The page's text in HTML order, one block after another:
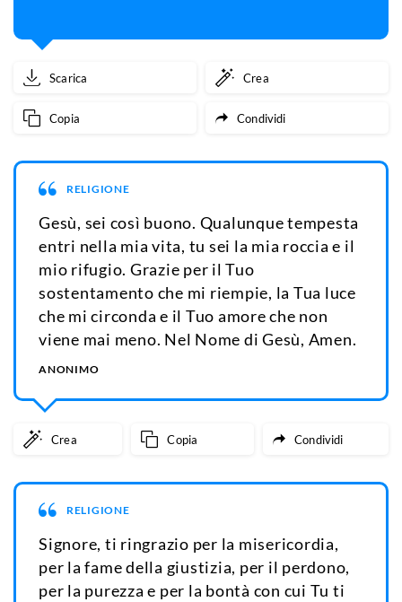
Scarica Crea
Copia Condividi
RELIGIONE
Gesù, sei così buono. Qualunque tempesta
entri nella mia vita, tu sei la mia roccia e il
mio rifugio. Grazie per il Tuo
sostentamento che mi riempie, la Tua luce
che mi circonda e il Tuo amore che non
viene mai meno. Nel Nome di Gesù, Amen.
ANONIMO
Crea Copia Condividi
RELIGIONE
Signore, ti ringrazio per la misericordia,
per la fame della giustizia, per il perdono,
per la purezza e per la bontà con cui Tu ti